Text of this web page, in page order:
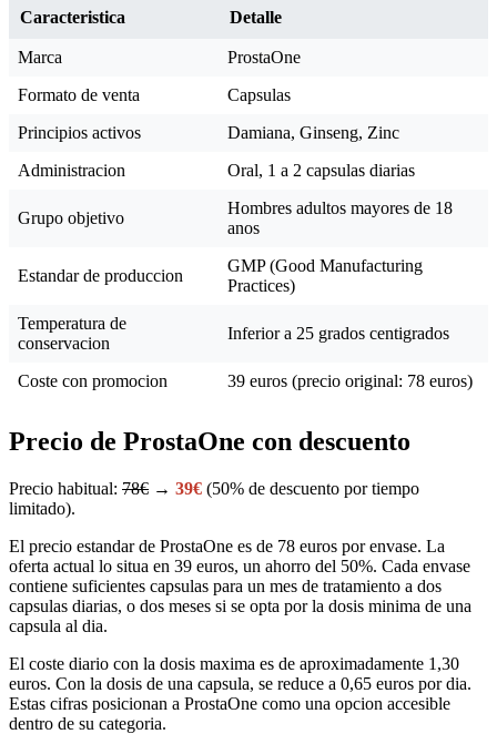
Caracteristica Detalle
Marca
ProstaOne
Formato de venta
Capsulas
Principios activos
Damiana, Ginseng, Zinc
Administracion
Oral, 1 a 2 capsulas diarias
Grupo objetivo
Hombres adultos mayores de 18
anos
Estandar de produccion
GMP (Good Manufacturing
Practices)
Temperatura de
conservacion
Inferior a 25 grados centigrados
Coste con promocion 39 euros (precio original: 78 euros)
Precio de ProstaOne con descuento
Precio habitual: 78€ → 39€ (50% de descuento por tiempo
limitado).
El precio estandar de ProstaOne es de 78 euros por envase. La
oferta actual lo situa en 39 euros, un ahorro del 50%. Cada envase
contiene suficientes capsulas para un mes de tratamiento a dos
capsulas diarias, o dos meses si se opta por la dosis minima de una
capsula al dia.
El coste diario con la dosis maxima es de aproximadamente 1,30
euros. Con la dosis de una capsula, se reduce a 0,65 euros por dia.
Estas cifras posicionan a ProstaOne como una opcion accesible
dentro de su categoria.